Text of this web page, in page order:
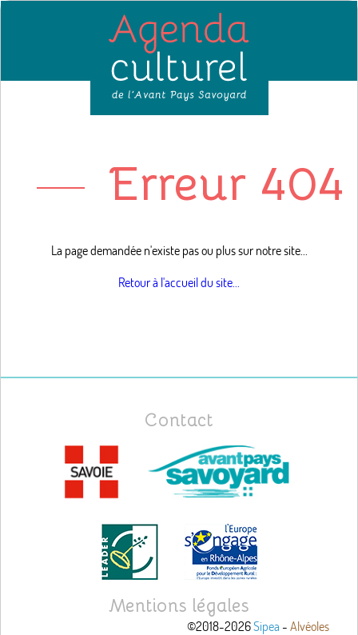
Erreur 404
La page demandée n'existe pas ou plus sur notre site...
Retour à l'accueil du site...
Contact
Mentions légales
©2018-2026Sipea -Alvéoles